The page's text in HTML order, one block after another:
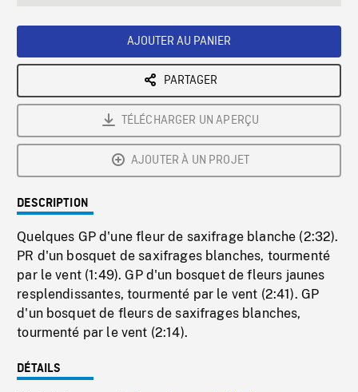
AJOUTER AU PANIER
PARTAGER
TÉLÉCHARGER UN APERÇU
AJOUTER À UN PROJET
DESCRIPTION
Quelques GP d'une fleur de saxifrage blanche (2:32).
PR d'un bosquet de saxifrages blanches, tourmenté
par le vent (1:49). GP d'un bosquet de fleurs jaunes
resplendissantes, tourmenté par le vent (2:41). GP
d'un bosquet de fleurs de saxifrages blanches,
tourmenté par le vent (2:14).
DÉTAILS